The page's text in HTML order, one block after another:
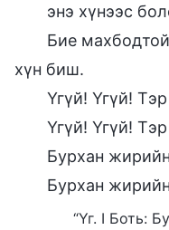
энэ хүнээс
Бие
хүн биш.
Үгүй! Үгүй!
Үгүй! Үгүй!
Бурхан
Бурхан
“Үг. I Боть: